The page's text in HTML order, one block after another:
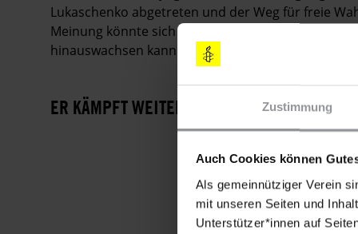
Zustimmung
Auch Cookies können
Als gemeinnütziger Verein
mit unseren Seiten und
Unterstützer*innen auf
Lukaschenko abgetreten und der Weg für freie
Meinung könnte sich ändern, denn
hinauswachsen kann.
ER KÄMPFT WEITER